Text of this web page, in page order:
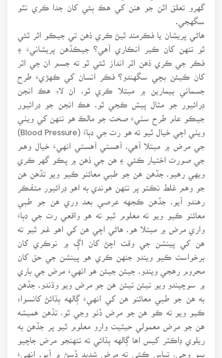
گهرو تعلق اٿن جو هنن کي هڪ ٻئي کان جدا ڪري نٿو
سگهجي.
هاڻي پريشان يا فڪرمند ٿيڻ ڪري ذهن تي جيڪو اثر ٿئي
ٿو تنهن کان ڪير انڪاري آهي؟ جيڪڏهن پريشانيءَ ۽
فڪر جي ڪري ذهن اثر انداز ٿئي ٿو ته جسم ان جي اثر
کان ڪيئن بچي سگهندو؟ فڪر انسان کي ڪهڙيءَ طرح
جسماني بيمارين ۾ مبتلا ڪري ٿو، ان لاءِ هڪ انجن
ڊرائيور جو مثال پيش ڪجي ٿو. هڪ انجن جو ڊرائيور
جيڪو عام طرح سٺيءَ صحت جو مالڪ هو تنهن کي ويٺي
ويٺي اچي خيال ٿيو ته هو رت جي دٻاءُ (Blood Pressure)
جي مرض ۾ مبتلا آهي. آهستي آهستي انهيءَ خيال وهم
جي صورت اختيار ڪئي ۽ هن جي ذهن ۾ پڪو گهر ڪري
ويهي رهيو. جڏهن هن جو طبي معائنو ڪيو ويو تڏهن هن
جو وهم غلط نڪتو پر تنهن هوندي به اهو ڊرائيور متفڪر
رهندو آيو. جڏهن ڪجهه عرصي بعد وري هن جو طبي
معائنو ڪيو ويو ته معلوم ٿيو ته هو واقعي رت جي دٻاءَ
واري مرض ۾ مبتلا هو. هاڻي اچي هن کي اهو غم ٿيو ته
هن کي پينشن جي وقت اچڻ کان اڳ ۾ نوڪري کان
برخواست ڪيو ويندو جنهن ڪري هو پينشن جي حق کان
محروم رهجي ويندو. جيئن جيئن هو انهيءَ مرض جي باري
۾ سوچيندو ويو تيئن تيئن هن جو مرض ويو وڌندو. جڏهن
به هن جو طبي معائنو هن کي انهيءَ ڳالهه ٻڌائڻ کانسواءِ
ڪيو ويو ته ڪو هن جو مرض ڏٺو وڃي ٿو، تڏهن هميشه
هن جو مرض معمولي حيثيت وارو معلوم ٿيو پر جڏهن به
ريلوي ڊاڪٽر کيس اها ڳالهه ٻڌائي ته تنهنجو مرض جاچيو
پيو وڃي، تپاس ڪئي ته مرض شديد ڏسڻ ۾ آيو. انهيءَ